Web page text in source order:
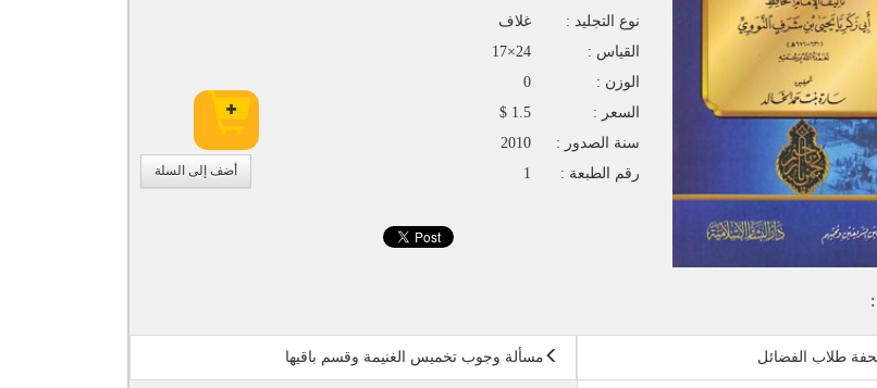
أضف إلى السلة
نوع التجليد :
غلاف
القياس :
24×17
الوزن :
0
السعر :
1.5 $
سنة الصدور :
2010
رقم الطبعة :
1
طلاب الفضائل مسألة وجوب تخميس الغنيمة وقسم باقيها